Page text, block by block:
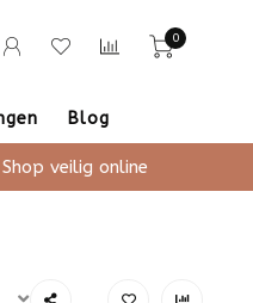
0
Blog
Shop veilig online